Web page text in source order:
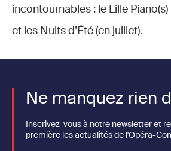
incontournables : le Lille Piano(s)
et les Nuits d’Été (en juillet).
Ne manquez rien
Inscrivez-vous à notre newsletter et
première les actualités de l'Opéra-